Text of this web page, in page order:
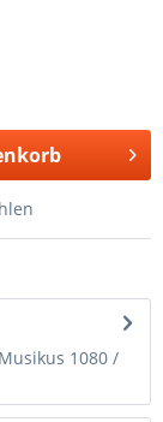
1080 /